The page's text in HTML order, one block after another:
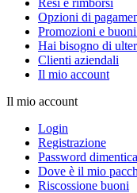
Opzioni di
Promozioni e
Hai bisogno di
Clienti aziendali
Il mio account
Il mio account
Login
Registrazione
Password
Dove è il mio
Riscossione buoni